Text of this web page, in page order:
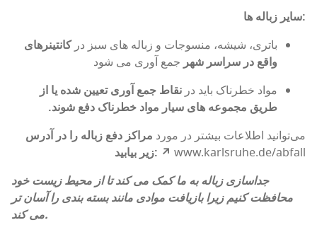
سایر زباله ها:
باتری، شیشه، منسوجات و زباله های سبز درکانتینرهای
واقع در سراسر شهر جمع آوری می شود
مواد خطرناک باید در نقاط جمع آوری تعیین شده یا از
طریق مجموعه های سیار مواد خطرناک دفع شوند.
می‌توانید اطلاعات بیشتر در مورد مراکز دفع زباله را در آدرس
زیر بیابید: ↗ www.karlsruhe.de/abfall
جداسازی زباله به ما کمک می کند تا از محیط زیست خود
محافظت کنیم زیرا بازیافت موادی مانند بسته بندی را آسان تر
می کند.